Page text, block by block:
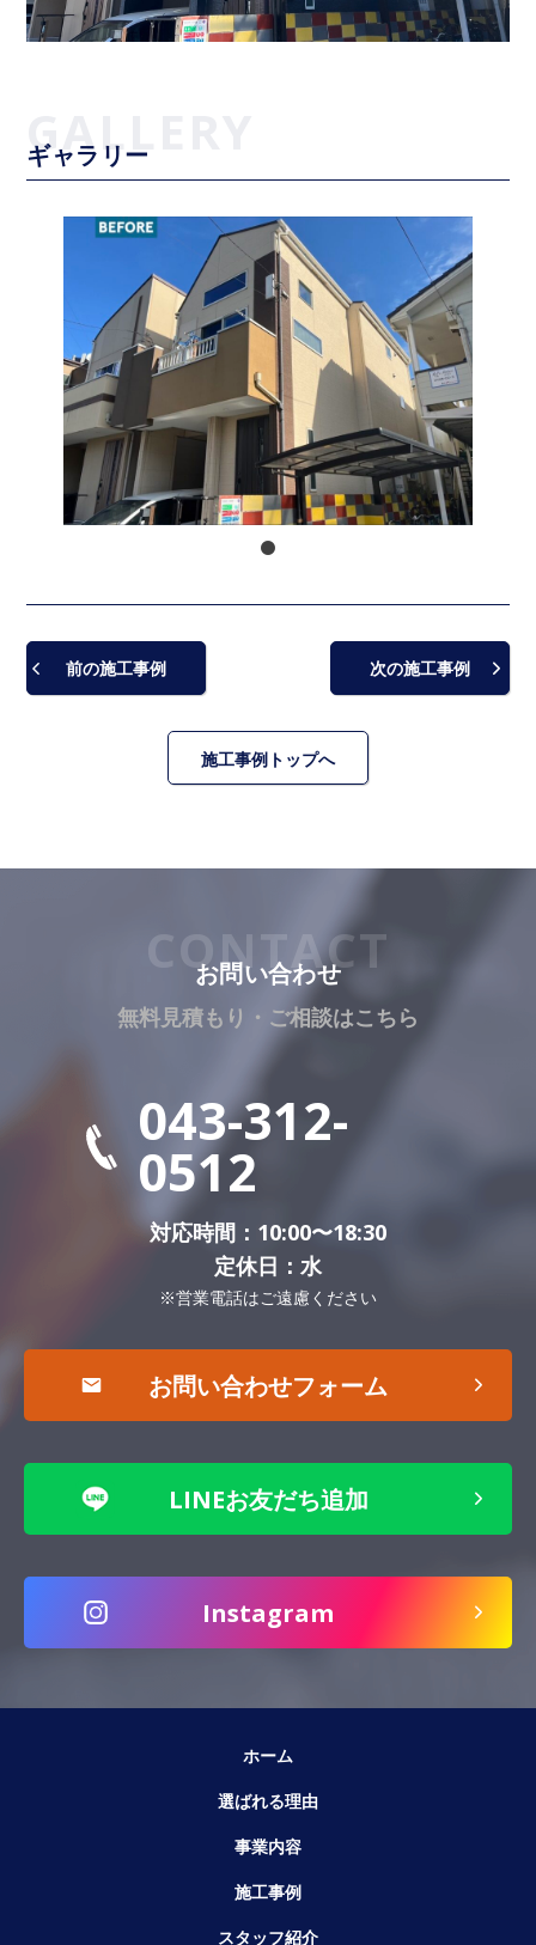
ギャラリー
前の施工事例 次の施工事例
施工事例トップへ
お問い合わせ
無料見積もり・ご相談はこちら
043-312-
0512
対応時間：10:00〜18:30
定休日：水
※営業電話はご遠慮ください
お問い合わせフォーム
LINEお友だち追加
Instagram
ホーム
選ばれる理由
事業内容
施工事例
スタッフ紹介